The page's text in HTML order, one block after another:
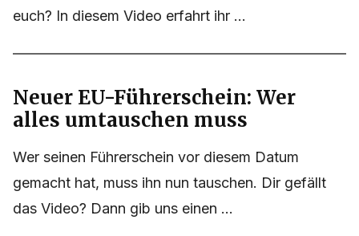
euch? In diesem Video erfahrt ihr ...
Neuer EU-Führerschein: Wer
alles umtauschen muss
Wer seinen Führerschein vor diesem Datum
gemacht hat, muss ihn nun tauschen. Dir gefällt
das Video? Dann gib uns einen ...